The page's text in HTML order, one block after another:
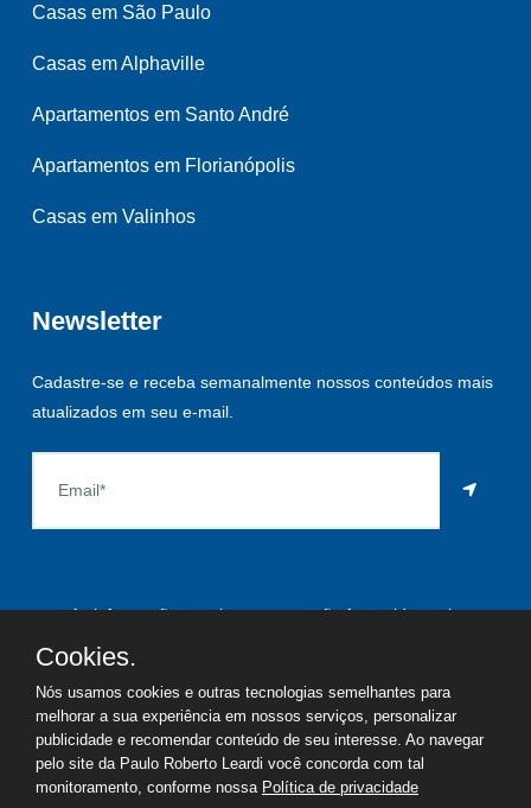
Casas em São Paulo
Casas em Alphaville
Apartamentos em Santo André
Apartamentos em Florianópolis
Casas em Valinhos
Newsletter
Cadastre-se e receba semanalmente nossos conteúdos mais
atualizados em seu e-mail.
As informações aqui constantes são fornecidas pelo
proprietário do imóvel e estão sujeitas a alteração a qualquer
©2026Copyright - Paulo Roberto Leardi | Todos os direitos
Cookies.
Nós usamos cookies e outras tecnologias semelhantes para
melhorar a sua experiência em nossos serviços, personalizar
publicidade e recomendar conteúdo de seu interesse. Ao navegar
pelo site da Paulo Roberto Leardi você concorda com tal
monitoramento, conforme nossa Política de privacidade